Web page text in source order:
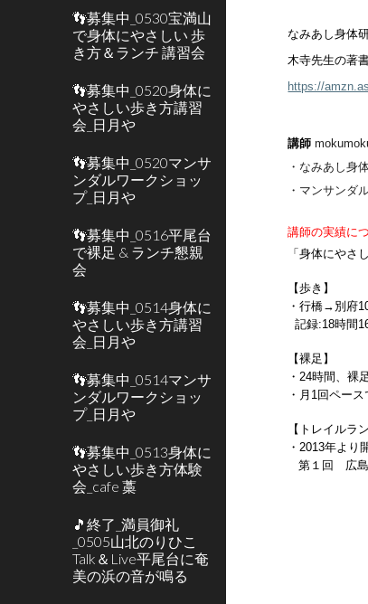
👣募集中_0530宝満山
で身体にやさしい 歩
き方＆ランチ 講習会
👣募集中_0520身体に
やさしい歩き方講習
会_日月や
👣募集中_0520マンサ
ンダルワークショッ
プ_日月や
👣募集中_0516平尾台
で裸足 & ランチ懇親
会
👣募集中_0514身体に
やさしい歩き方講習
会_日月や
👣募集中_0514マンサ
ンダルワークショッ
プ_日月や
👣募集中_0513身体に
やさしい歩き方体験
会_cafe 藁
🎵終了_満員御礼
_0505山北のりひこ
Talk＆Live平尾台に奄
美の浜の音が鳴る
なみあし身体
木寺先生の著
https://
講師
・なみあし身
・マンサンダ
講師の実績に
「身体にやさ
【歩き】
・行橋→別府
記録:18時間
【裸足】
・24時間、裸
・月1回ペー
【トレイルラ
・2013年より
第１回 広島